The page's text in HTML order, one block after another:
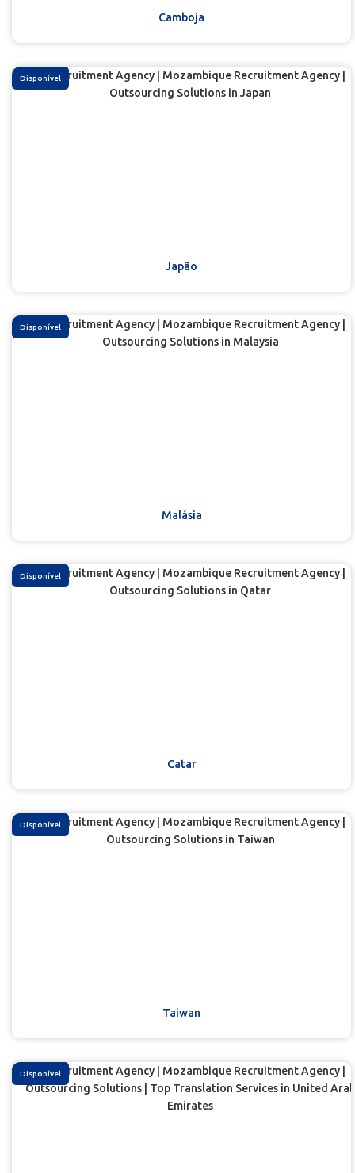
Camboja
Japão
Disponível
Malásia
Disponível
Catar
Disponível
Taiwan
Disponível
Disponível